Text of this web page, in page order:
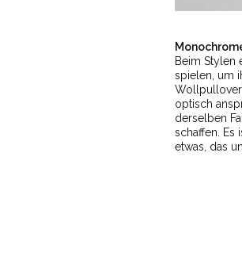
Beim Stylen
spielen, um
Wollpullover
optisch
derselben
schaffen. Es
etwas, das